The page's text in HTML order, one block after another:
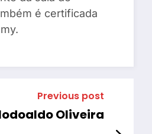
é certificada
Previous post
Oliveira